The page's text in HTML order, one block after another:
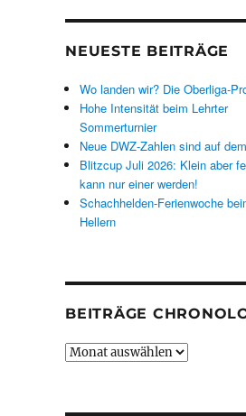
NEUESTE BEITRÄGE
Wo landen wir? Die Oberliga-
Hohe Intensität beim Lehrter
Sommerturnier
Neue DWZ-Zahlen sind auf
Blitzcup Juli 2026: Klein aber
kann nur einer werden!
Schachhelden-Ferienwoche
Hellern
BEITRÄGE
Beiträge